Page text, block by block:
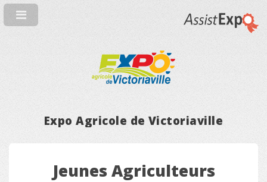
Expo Agricole de Victoriaville
Jeunes Agriculteurs